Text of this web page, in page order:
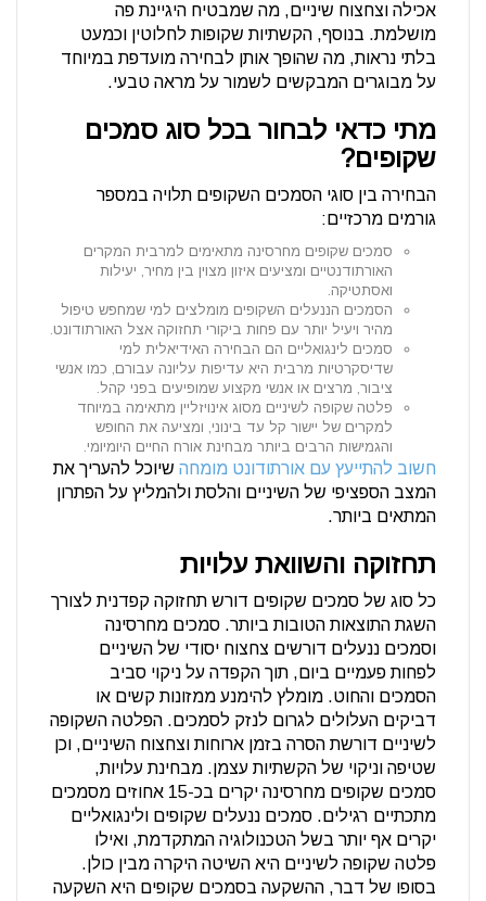
אכילה וצחצוח שיניים, מה שמבטיח היגיינת פה
מושלמת. בנוסף, הקשתיות שקופות לחלוטין וכמעט
בלתי נראות, מה שהופך אותן לבחירה מועדפת במיוחד
על מבוגרים המבקשים לשמור על מראה טבעי.
מתי כדאי לבחור בכל סוג סמכים
שקופים?
הבחירה בין סוגי הסמכים השקופים תלויה במספר
גורמים מרכזיים:
סמכים שקופים מחרסינה מתאימים למרבית המקרים
האורתודנטיים ומציעים איזון מצוין בין מחיר, יעילות
ואסתטיקה.
הסמכים הננעלים השקופים מומלצים למי שמחפש טיפול
מהיר ויעיל יותר עם פחות ביקורי תחזוקה אצל האורתודונט.
סמכים לינגואליים הם הבחירה האידיאלית למי
שדיסקרטיות מרבית היא עדיפות עליונה עבורם, כמו אנשי
ציבור, מרצים או אנשי מקצוע שמופיעים בפני קהל.
פלטה שקופה לשיניים מסוג אינויזליין מתאימה במיוחד
למקרים של יישור קל עד בינוני, ומציעה את החופש
והגמישות הרבים ביותר מבחינת אורח החיים היומיומי.
חשוב להתייעץ עם אורתודונט מומחה שיוכל להעריך את
המצב הספציפי של השיניים והלסת ולהמליץ על הפתרון
המתאים ביותר.
תחזוקה והשוואת עלויות
כל סוג של סמכים שקופים דורש תחזוקה קפדנית לצורך
השגת התוצאות הטובות ביותר. סמכים מחרסינה
וסמכים ננעלים דורשים צחצוח יסודי של השיניים
לפחות פעמיים ביום, תוך הקפדה על ניקוי סביב
הסמכים והחוט. מומלץ להימנע ממזונות קשים או
דביקים העלולים לגרום לנזק לסמכים. הפלטה השקופה
לשיניים דורשת הסרה בזמן ארוחות וצחצוח השיניים, וכן
שטיפה וניקוי של הקשתיות עצמן. מבחינת עלויות,
סמכים שקופים מחרסינה יקרים בכ-15 אחוזים מסמכים
מתכתיים רגילים. סמכים ננעלים שקופים ולינגואליים
יקרים אף יותר בשל הטכנולוגיה המתקדמת, ואילו
פלטה שקופה לשיניים היא השיטה היקרה מבין כולן.
בסופו של דבר, ההשקעה בסמכים שקופים היא השקעה